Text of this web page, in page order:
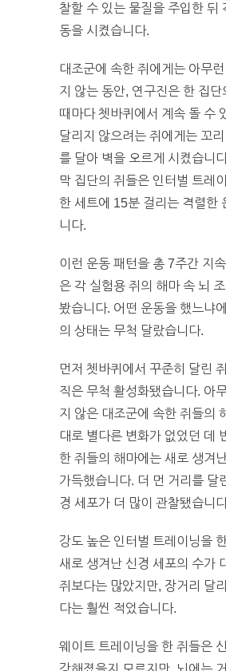
찰할 수 있는 물질을 주입한 뒤
동을 시켰습니다.
대조군에 속한 쥐에게는 아무런
지 않는 동안, 연구진은 한 집단
때마다 쳇바퀴에서 계속 돌 수
달리지 않으려는 쥐에게는 꼬
를 달아 벽을 오르게 시켰습니
막 집단의 쥐들은 인터벌 트레
한 세트에 15분 걸리는 격렬한
니다.
이런 운동 패턴을 총 7주간 지
은 각 실험용 쥐의 해마 속 뇌
봤습니다. 어떤 운동을 했느냐
의 상태는 무척 달랐습니다.
먼저 쳇바퀴에서 꾸준히 달린
직은 무척 활성화됐습니다. 아
지 않은 대조군에 속한 쥐들의
대로 별다른 변화가 없었던 데
한 쥐들의 해마에는 새로 생겨
가득했습니다. 더 먼 거리를 달
경 세포가 더 많이 관찰됐습니
강도 높은 인터벌 트레이닝을
새로 생겨난 신경 세포의 수가
쥐보다는 많았지만, 장거리 달
다는 훨씬 적었습니다.
웨이트 트레이닝을 한 쥐들은